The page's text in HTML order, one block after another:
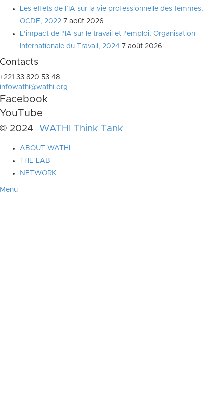
Les effets de l’IA sur la vie professionnelle des femmes,
OCDE, 2022 7 août 2026
L’impact de l’IA sur le travail et l’emploi, Organisation
Internationale du Travail, 2024 7 août 2026
Contacts
+221 33 820 53 48
infowathi@wathi.org
Facebook
YouTube
© 2024 WATHI Think Tank
ABOUT WATHI
THE LAB
NETWORK
Menu